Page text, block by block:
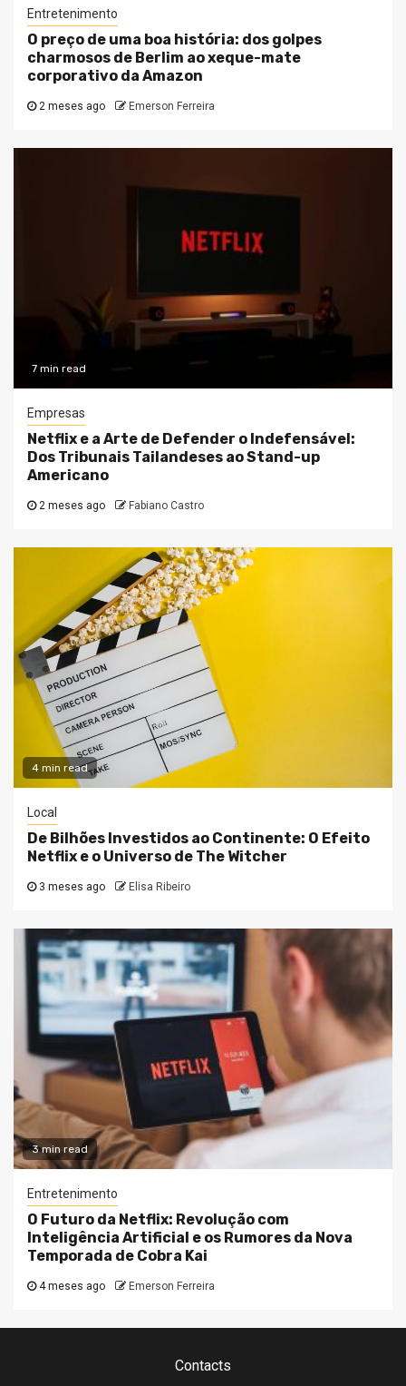
Entretenimento
O preço de uma boa história: dos golpes
charmosos de Berlim ao xeque-mate
corporativo da Amazon
2 meses ago Emerson Ferreira
7 min read
Empresas
Netflix e a Arte de Defender o Indefensável:
Dos Tribunais Tailandeses ao Stand-up
Americano
2 meses ago Fabiano Castro
4 min read
Local
De Bilhões Investidos ao Continente: O Efeito
Netflix e o Universo de The Witcher
3 meses ago Elisa Ribeiro
3 min read
Entretenimento
O Futuro da Netflix: Revolução com
Inteligência Artificial e os Rumores da Nova
Temporada de Cobra Kai
4 meses ago Emerson Ferreira
Contacts